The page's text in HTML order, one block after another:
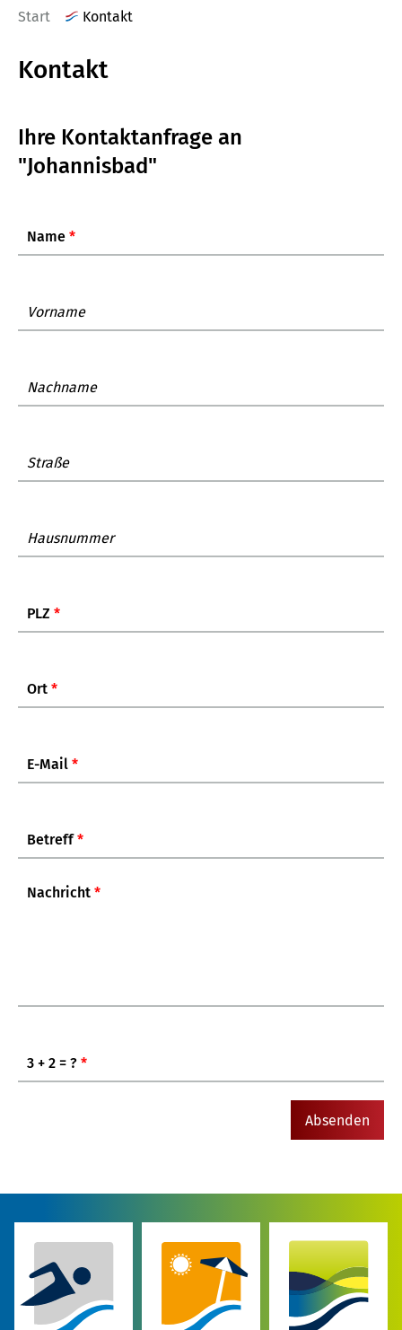
Start Kontakt
Kontakt
Ihre Kontaktanfrage an
"Johannisbad"
Name *
Vorname
Nachname
Straße
Hausnummer
PLZ *
Ort *
E-Mail *
Betreff*
Nachricht *
3 + 2 = ? *
Absenden